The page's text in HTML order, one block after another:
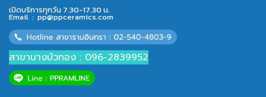
เปิดบริการทุกวัน 7.30-17.30 น.
Email : pp@ppceramics.com
สาขาบางบัวทอง : 096-2839952